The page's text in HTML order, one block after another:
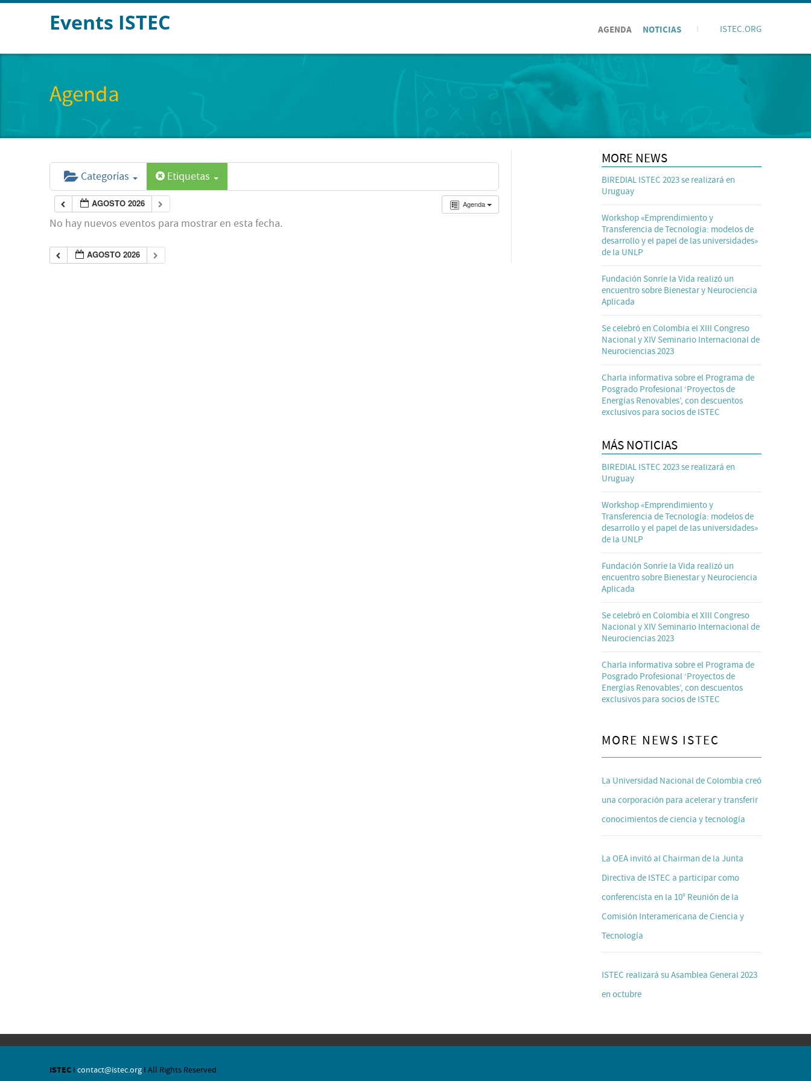
Events ISTEC AGENDA NOTICIAS ISTEC.ORG
Agenda
Categorías Etiquetas
Agenda
AGOSTO 2026
No hay nuevos eventos para mostrar en esta fecha.
AGOSTO 2026
MORE NEWS
BIREDIAL ISTEC 2023 se realizará en
Uruguay
Workshop «Emprendimiento y
Transferencia de Tecnología: modelos de
desarrollo y el papel de las universidades»
de la UNLP
Fundación Sonríe la Vida realizó un
encuentro sobre Bienestar y Neurociencia
Aplicada
Se celebró en Colombia el XIII Congreso
Nacional y XIV Seminario Internacional de
Neurociencias 2023
Charla informativa sobre el Programa de
Posgrado Profesional ‘Proyectos de
Energías Renovables’, con descuentos
exclusivos para socios de ISTEC
MÁS NOTICIAS
BIREDIAL ISTEC 2023 se realizará en
Uruguay
Workshop «Emprendimiento y
Transferencia de Tecnología: modelos de
desarrollo y el papel de las universidades»
de la UNLP
Fundación Sonríe la Vida realizó un
encuentro sobre Bienestar y Neurociencia
Aplicada
Se celebró en Colombia el XIII Congreso
Nacional y XIV Seminario Internacional de
Neurociencias 2023
Charla informativa sobre el Programa de
Posgrado Profesional ‘Proyectos de
Energías Renovables’, con descuentos
exclusivos para socios de ISTEC
MORE NEWS ISTEC
La Universidad Nacional de Colombia creó
una corporación para acelerar y transferir
conocimientos de ciencia y tecnología
La OEA invitó al Chairman de la Junta
Directiva de ISTEC a participar como
conferencista en la 10° Reunión de la
Comisión Interamericana de Ciencia y
Tecnología
ISTEC realizará su Asamblea General 2023
en octubre
ISTEC I contact@istec.org I All Rights Reserved